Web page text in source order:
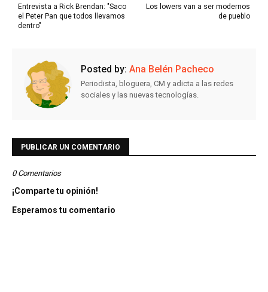
Los lowers van a ser modernos
de pueblo
Entrevista a Rick Brendan: "Saco
el Peter Pan que todos llevamos
dentro"
Posted by: Ana Belén Pacheco
Periodista, bloguera, CM y adicta a las redes
sociales y las nuevas tecnologías.
PUBLICAR UN COMENTARIO
0 Comentarios
¡Comparte tu opinión!
Esperamos tu comentario